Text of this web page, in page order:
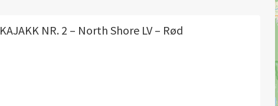
KAJAKK NR. 2 – North Shore LV – Rød